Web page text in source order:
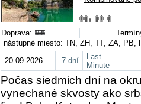
Doprava:
nástupné miesto: TN, ZH, TT, ZA,
20.09.2026
7 dní
Last
Minute
Počas siedmich dní na
vynechané skvosty ako